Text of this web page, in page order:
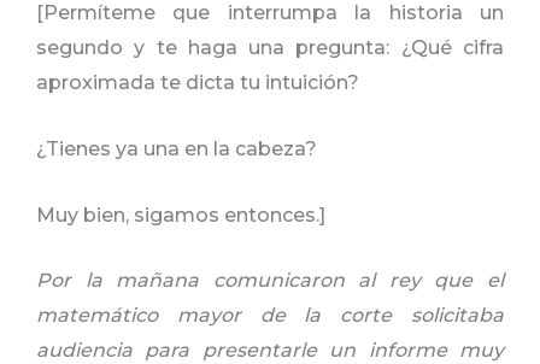
[Permíteme que interrumpa la historia un
segundo y te haga una pregunta: ¿Qué cifra
aproximada te dicta tu intuición?
¿Tienes ya una en la cabeza?
Muy bien, sigamos entonces.]
Por la mañana comunicaron al rey que el
matemático mayor de la corte solicitaba
audiencia para presentarle un informe muy